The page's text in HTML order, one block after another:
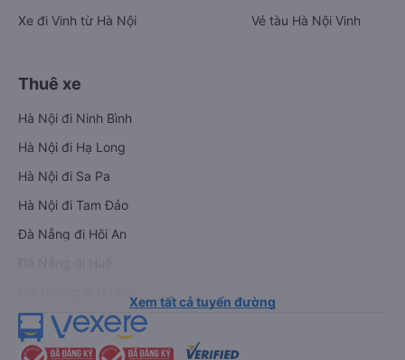
Xe đi Vinh từ Hà Nội
Vé tàu Hà Nội Vinh
Thuê xe
Hà Nội đi Ninh Bình
Hà Nội đi Hạ Long
Hà Nội đi Sa Pa
Hà Nội đi Tam Đảo
Đà Nẵng đi Hội An
Xem tất cả tuyến đường